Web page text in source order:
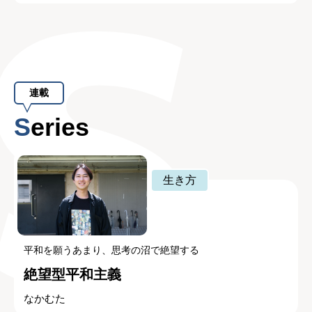
連載
Series
生き方
平和を願うあまり、思考の沼で絶望する
絶望型平和主義
なかむた